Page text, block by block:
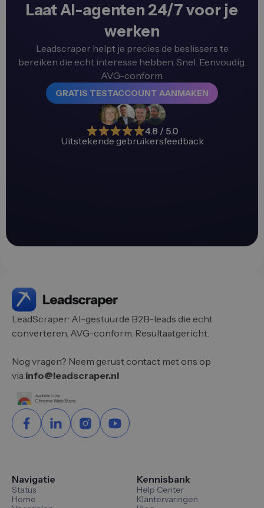
Laat AI-agenten 24/7 voor je
werken
Leadscraper helpt je precies de beslissers te
bereiken die echt interesse hebben. Snel. Eenvoudig.
AVG-conform.
GRATIS TESTACCOUNT AANMAKEN
4.8 / 5.0
Uitstekende gebruikersfeedback
LeadScraper: AI-gestuurde B2B-leads die echt
converteren. AVG-conform. Resultaatgericht.
Nog vragen? Neem gerust contact met ons op
via info@leadscraper.nl
Navigatie
Status
Home
Kennisbank
Help Center
Klantervaringen